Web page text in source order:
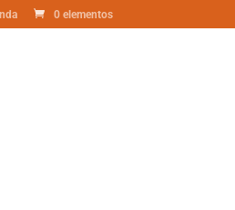
0 elementos